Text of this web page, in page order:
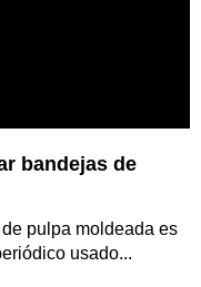
bandejas de
pulpa moldeada es
usado...
de los gallineros en